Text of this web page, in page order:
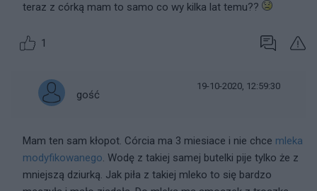
teraz z córką mam to samo co wy kilka lat temu??
1
gość
19-10-2020, 12:59:30
Mam ten sam kłopot. Córcia ma 3 miesiace i nie chce mleka
modyfikowanego. Wodę z takiej samej butelki pije tylko że z
mniejszą dziurką. Jak piła z takiej mleko to się bardzo